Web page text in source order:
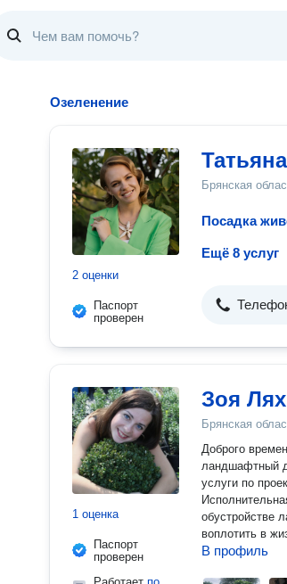
Озеленение
2 оценки
Паспорт
проверен
Брянская
Ещё 8 услуг
1 оценка
Паспорт
проверен
Зоя Лях
Брянская
Доброго
ландшафтный дизайнер, опыт работы
услуги по
обустройстве
воплотить в
В профиль